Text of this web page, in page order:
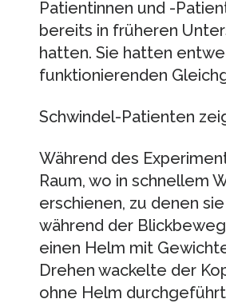
Patientinnen und -
bereits in früheren
hatten. Sie hatten
funktionierenden
Schwindel-Patienten
Während des
Raum, wo in schnellem
erschienen, zu denen
während der
einen Helm mit
Drehen wackelte der
ohne Helm